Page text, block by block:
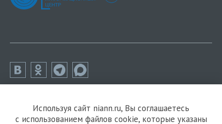
Используя сайт niann.ru, Вы соглашаетесь
с использованием файлов cookie, которые указаны